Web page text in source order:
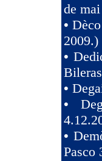
de
•
2009.)
•
•
•
•